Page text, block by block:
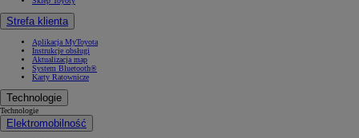
Strefa klienta
Aplikacja MyToyota
Instrukcje obsługi
Aktualizacja map
System Bluetooth®
Karty Ratownicze
Technologie
Technologie
Elektromobilność